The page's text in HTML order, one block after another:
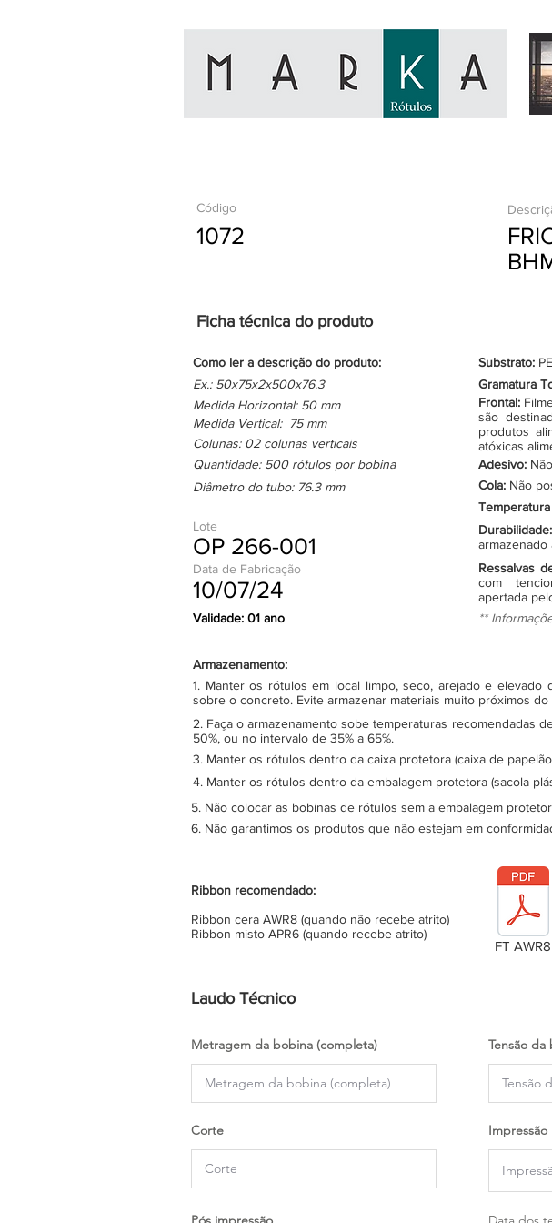
Código
1072
Ficha técnica do produto
Como ler a descrição do produto: Substrato:
Ex.: 50x75x2x500x76.3
Medida Horizontal: 50 mm
Medida Vertical: 75 mm
Colunas: 02 colunas verticais
Quantidade: 500 rótulos por bobina
Gramatura
Frontal:
são
produtos
atóxicas
Adesivo:
Diâmetro do tubo: 76.3 mm
Cola: Não
Lote
OP 266-001
Data de Fabricação
10/07/24
armazenado
Ressalvas
com
apertada
Validade: 01 ano
**
Armazenamento:
1. Manter os rótulos em local limpo, seco, arejado e elevado
sobre o concreto. Evite armazenar materiais muito próximos
2. Faça o armazenamento sobe temperaturas recomendadas
50%, ou no intervalo de 35% a 65%.
3. Manter os rótulos dentro da caixa protetora (caixa de
4. Manter os rótulos dentro da embalagem protetora (sacola
5. Não colocar as bobinas de rótulos sem a embalagem
6. Não garantimos os produtos que não estejam em
Ribbon recomendado:
Ribbon cera AWR8 (quando não recebe atrito)
Ribbon misto APR6 (quando recebe atrito)
FT AWR8
Laudo Técnico
Metragem da bobina (completa)
Corte
Tensão da
Impressão